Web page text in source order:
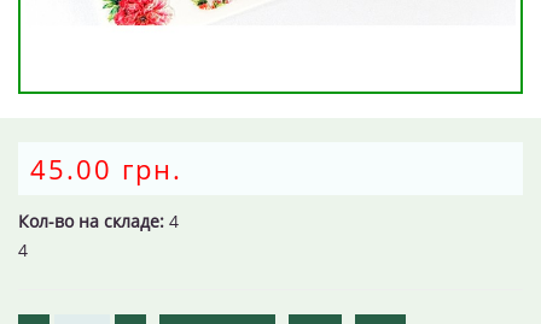
45.00 грн.
Кол-во на складе: 4
4